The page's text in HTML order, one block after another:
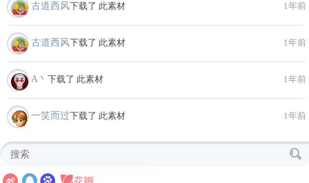
古道西风下载了 此素材 1年前
古道西风下载了 此素材 1年前
A丶 下载了 此素材 1年前
一笑而过下载了 此素材 1年前